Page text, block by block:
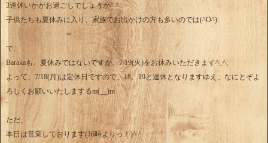
3連休いかがお過ごしでしょうか^ ^
子供たちも夏休みに入り、家族でお出かけの方も多いのでは(^O^)
で、
Barakaも、夏休みではないですが、7/19(火)をお休みいただきます^_^;
よって、7/18(月)は定休日ですので、18、19と連休となりますゆえ、なにとぞよ
ろしくお願いいたしまするm(__)m
ただ、
本日は営業しております(16時よりっ！)^ ^